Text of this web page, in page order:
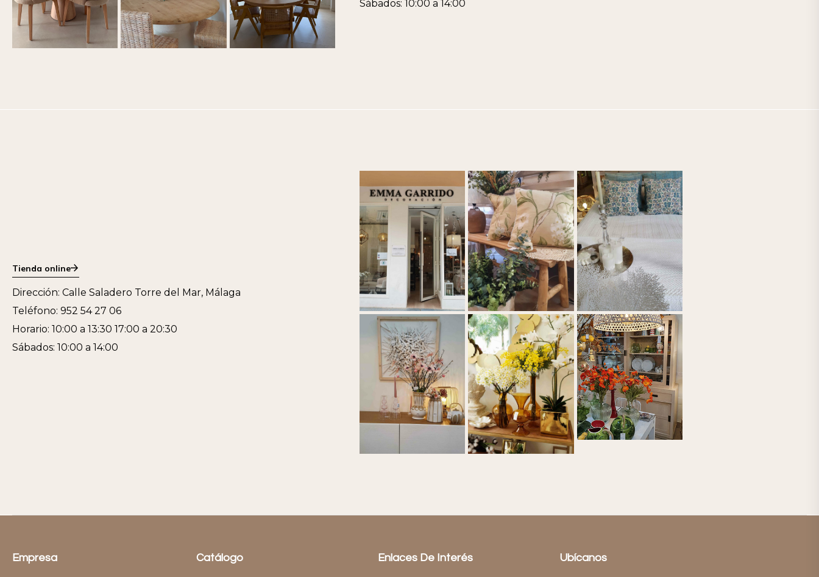
Sábados: 10:00 a 14:00
Tienda online
Dirección: Calle Saladero Torre del Mar, Málaga
Teléfono: 952 54 27 06
Horario: 10:00 a 13:30 17:00 a 20:30
Sábados: 10:00 a 14:00
Empresa Catálogo Enlaces De Interés Ubícanos